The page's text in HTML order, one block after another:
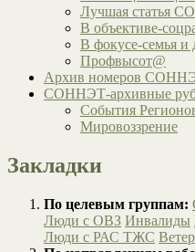
Лучшая статья
В объективе-
В фокусе-семья и
Профвысот@
Архив номеров
СОННЭТ-архивные
События
Мировоззрение
Закладки
По целевым группам:
Люди с ОВЗ Инвалиды
Люди с РАС ТЖС